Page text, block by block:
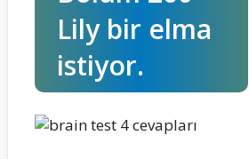
Lily bir elma
istiyor.